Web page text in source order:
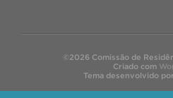
©2026 Comissão de
Criado com
Tema desenvolvido por